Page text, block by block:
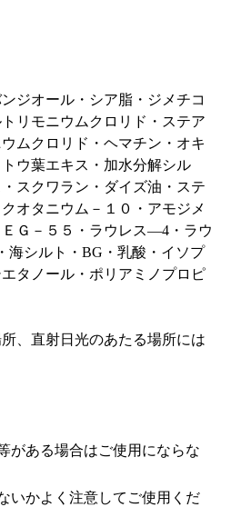
ジオール・シア脂・ジメチコ
リモニウムクロリド・ステア
ムクロリド・ヘマチン・オキ
ウ葉エキス・加水分解シル
スクワラン・ダイズ油・ステ
オタニウム－１０・アモジメ
Ｇ－５５・ラウレス―4・ラウ
シルト・BG・乳酸・イソプ
タノール・ポリアミノプロピ
、直射日光のあたる場所には
がある場合はご使用にならな
いかよく注意してご使用くだ